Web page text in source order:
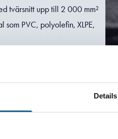
Details
tvärsnitt upp till 2 000 mm²
PVC, polyolefin, XLPE,